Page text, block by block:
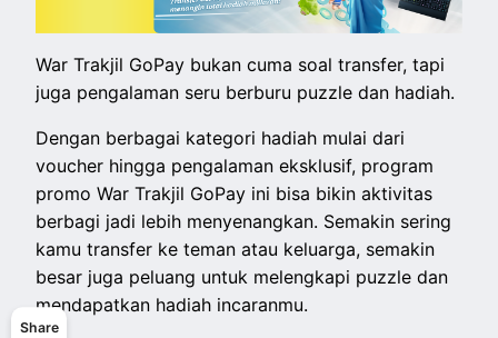
Share
War Trakjil GoPay bukan cuma soal transfer, tapi
juga pengalaman seru berburu puzzle dan hadiah.
Dengan berbagai kategori hadiah mulai dari
voucher hingga pengalaman eksklusif, program
promo War Trakjil GoPay ini bisa bikin aktivitas
berbagi jadi lebih menyenangkan. Semakin sering
kamu transfer ke teman atau keluarga, semakin
besar juga peluang untuk melengkapi puzzle dan
mendapatkan hadiah incaranmu.